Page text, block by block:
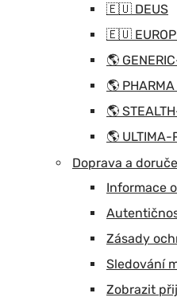
🇪🇺 DEUS
🇪🇺
🌎
🌎
🌎
🌎 ULTIMA-
Doprava a
Informace
Zásady
Sledování
Zobrazit